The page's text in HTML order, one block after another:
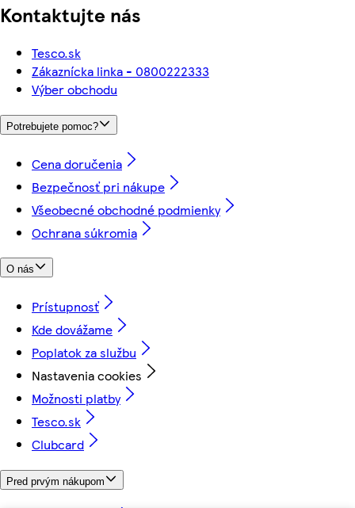
Kontaktujte nás
Tesco.sk
Zákaznícka linka - 0800222333
Výber obchodu
Potrebujete pomoc?
Cena doručenia
Bezpečnosť pri nákupe
Všeobecné obchodné podmienky
Ochrana súkromia
O nás
Prístupnosť
Kde dovážame
Poplatok za službu
Nastavenia cookies
Možnosti platby
Tesco.sk
Clubcard
Pred prvým nákupom